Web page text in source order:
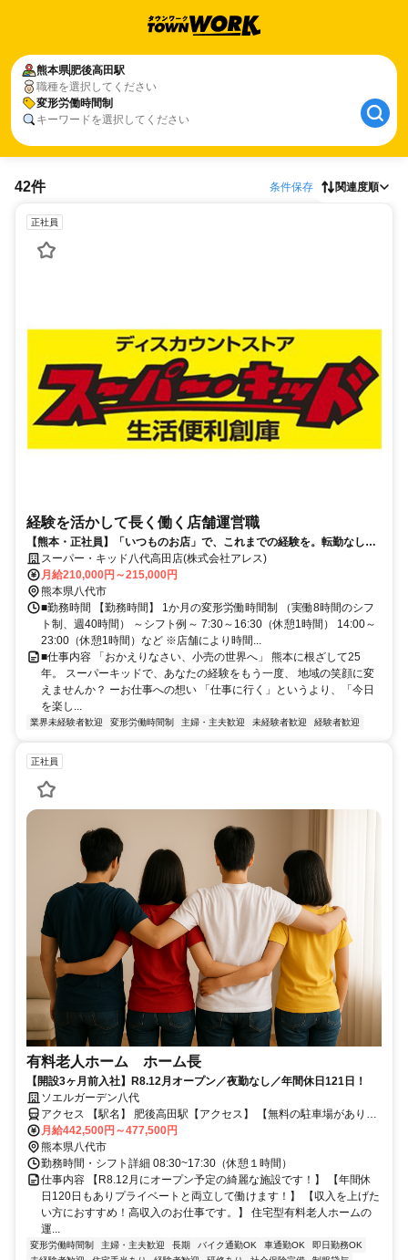
熊本県肥後高田駅
職種を選択してください
変形労働時間制
キーワードを選択してください
42件 条件保存 関連度順
正社員
経験を活かして長く働く店舗運営職
【熊本・正社員】「いつものお店」で、これまでの経験を。転勤なし＆
地域限定社員
スーパー・キッド八代高田店(株式会社アレス)
月給210,000円～215,000円
熊本県八代市
■勤務時間 【勤務時間】 1か月の変形労働時間制 （実働8時間のシフ
ト制、週40時間） ～シフト例～ 7:30～16:30（休憩1時間） 14:00～
23:00（休憩1時間）など ※店舗により時間...
■仕事内容 「おかえりなさい、小売の世界へ」 熊本に根ざして25
年。 スーパーキッドで、あなたの経験をもう一度、 地域の笑顔に変
えませんか？ ーお仕事への想い 「仕事に行く」というより、「今日
を楽し...
業界未経験者歓迎 変形労働時間制 主婦・主夫歓迎 未経験者歓迎 経験者歓迎
正社員
有料老人ホーム ホーム長
【開設3ヶ月前入社】R8.12月オープン／夜勤なし／年間休日121日！
ソエルガーデン八代
アクセス 【駅名】 肥後高田駅【アクセス】 【無料の駐車場がありま
す】 肥薩おれんじ鉄道線 肥後高田駅から車で9分
月給442,500円～477,500円
熊本県八代市
勤務時間・シフト詳細 08:30~17:30（休憩１時間）
仕事内容 【R8.12月にオープン予定の綺麗な施設です！】 【年間休
日120日もありプライベートと両立して働けます！】 【収入を上げた
い方におすすめ！高収入のお仕事です。】 住宅型有料老人ホームの
運...
変形労働時間制 主婦・主夫歓迎 長期 バイク通勤OK 車通勤OK
即日勤務OK